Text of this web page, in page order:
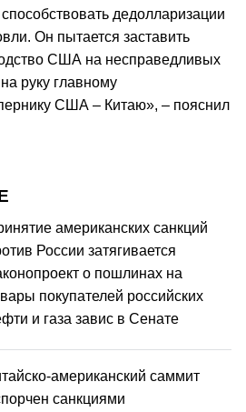
дедолларизации
Он пытается заставить
США на несправедливых
руку главному
США – Китаю», – пояснил
американских санкций
России затягивается
о пошлинах на
покупателей российских
и газа завис в Сенате
американский саммит
санкциями